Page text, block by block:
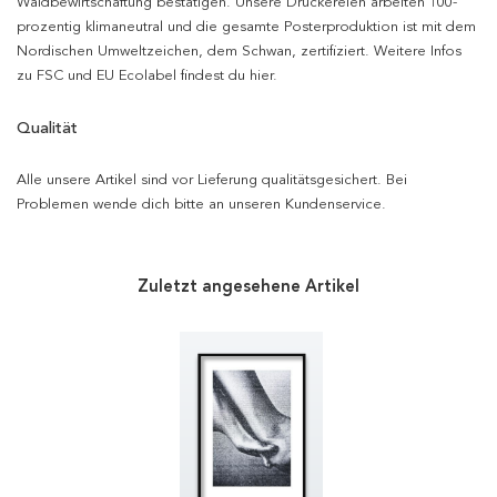
prozentig klimaneutral und die gesamte Posterproduktion ist mit dem
Nordischen Umweltzeichen, dem Schwan, zertifiziert. Weitere Infos
zu FSC und EU Ecolabel findest du hier.
Qualität
Alle unsere Artikel sind vor Lieferung qualitätsgesichert. Bei
Problemen wende dich bitte an unseren Kundenservice.
Zuletzt angesehene Artikel